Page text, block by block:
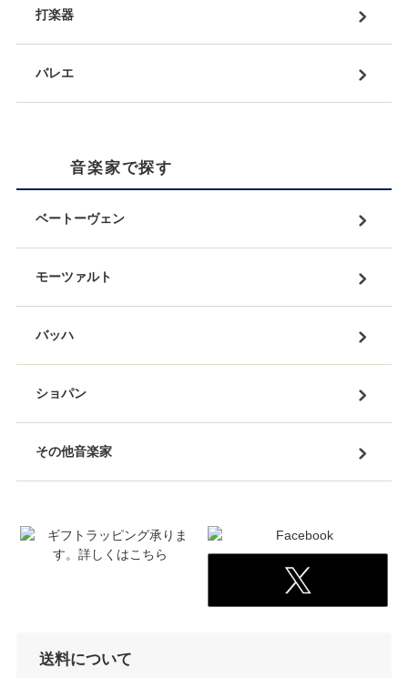
打楽器
バレエ
音楽家で探す
ベートーヴェン
モーツァルト
バッハ
ショパン
その他音楽家
送料について